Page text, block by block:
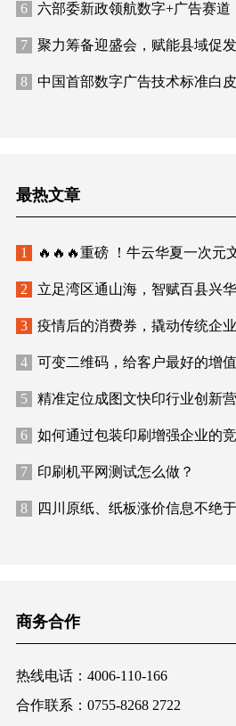
6 六部委新政领航数字+广告赛道，牛云老师
7 聚力筹备迎盛会，赋能县域促发展｜深圳市营销协会第
8 中国首部数字广告技术标准白皮书发布：以标准化建
最热文章
1 🔥🔥🔥重磅 ！牛云华夏一次元文化白皮书（完整版）
2 立足湾区通山海，智赋百县兴华章 | 2026第四届营销赋能大会
3 疫情后的消费券，撬动传统企
4 可变二维码，给客户最好的增值
5 精准定位成图文快印行业创新
6 如何通过包装印刷增强企业的
7 印刷机平网测试怎么做？
8 四川原纸、纸板涨价信息不绝
商务合作
热线电话：4006-110-166
合作联系：0755-8268 2722